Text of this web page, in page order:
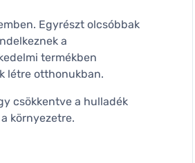
Egyrészt olcsóbbak
a
termékben
létre otthonukban.
csökkentve a hulladék
környezetre.